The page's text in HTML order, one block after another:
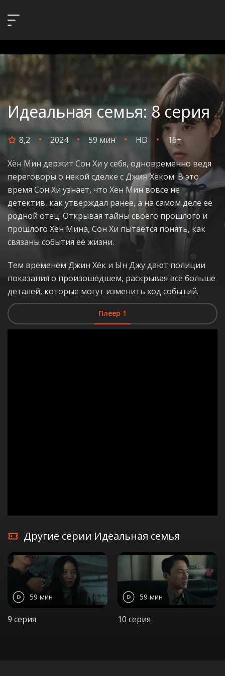
Идеальная семья: 8 серия
8,2 2024 59 мин HD 16+
Хён Мин держит Сон Хи у себя, одновременно ведя
переговоры о некой сделке с Джин Хёком. В это
время Сон Хи узнает, что Хён Мин вовсе не
детектив, как утверждал ранее, а на самом деле её
родной отец. Открывая тайны своего прошлого и
прошлого Хён Мина, Сон Хи пытается понять, как
связаны события её жизни.
Тем временем Джин Хёк и Ын Джу дают полиции
показания о произошедшем, раскрывая всё больше
деталей, которые могут изменить ход событий.
Плеер 1
Другие серии Идеальная семья
59 мин
9 серия
59 мин
10 серия